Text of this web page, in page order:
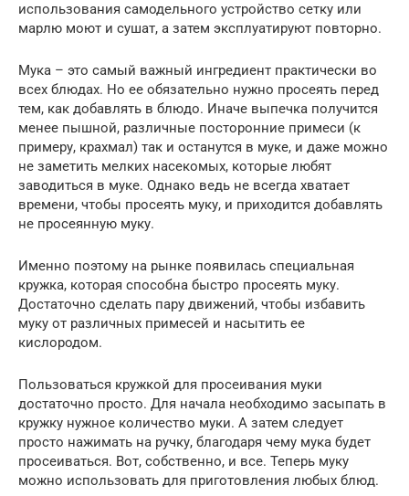
использования самодельного устройство сетку или
марлю моют и сушат, а затем эксплуатируют повторно.
Мука – это самый важный ингредиент практически во
всех блюдах. Но ее обязательно нужно просеять перед
тем, как добавлять в блюдо. Иначе выпечка получится
менее пышной, различные посторонние примеси (к
примеру, крахмал) так и останутся в муке, и даже можно
не заметить мелких насекомых, которые любят
заводиться в муке. Однако ведь не всегда хватает
времени, чтобы просеять муку, и приходится добавлять
не просеянную муку.
Именно поэтому на рынке появилась специальная
кружка, которая способна быстро просеять муку.
Достаточно сделать пару движений, чтобы избавить
муку от различных примесей и насытить ее
кислородом.
Пользоваться кружкой для просеивания муки
достаточно просто. Для начала необходимо засыпать в
кружку нужное количество муки. А затем следует
просто нажимать на ручку, благодаря чему мука будет
просеиваться. Вот, собственно, и все. Теперь муку
можно использовать для приготовления любых блюд.